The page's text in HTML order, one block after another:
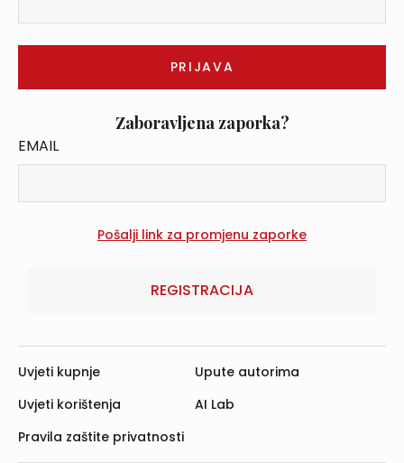
Zaboravljena zaporka?
EMAIL
REGISTRACIJA
Uvjeti kupnje
Uvjeti korištenja
Pravila zaštite privatnosti
Upute autorima
AI Lab